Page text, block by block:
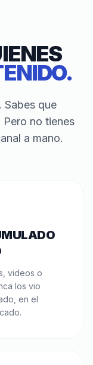
Sabes que
Pero no tienes
a mano.
videos o
los vio
en el